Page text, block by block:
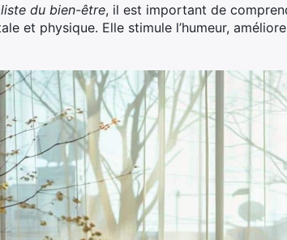
du bien-être, il est important de
et physique. Elle stimule l’humeur,